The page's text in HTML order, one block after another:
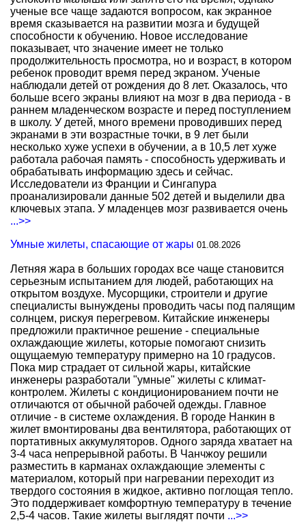
ученые все чаще задаются вопросом, как экранное
время сказывается на развитии мозга и будущей
способности к обучению. Новое исследование
показывает, что значение имеет не только
продолжительность просмотра, но и возраст, в котором
ребенок проводит время перед экраном. Ученые
наблюдали детей от рождения до 8 лет. Оказалось, что
больше всего экраны влияют на мозг в два периода - в
раннем младенческом возрасте и перед поступлением
в школу. У детей, много времени проводивших перед
экранами в эти возрастные точки, в 9 лет были
несколько хуже успехи в обучении, а в 10,5 лет хуже
работала рабочая память - способность удерживать и
обрабатывать информацию здесь и сейчас.
Исследователи из Франции и Сингапура
проанализировали данные 502 детей и выделили два
ключевых этапа. У младенцев мозг развивается очень
...>>
Умные жилеты, спасающие от жары 01.08.2026
Летняя жара в больших городах все чаще становится
серьезным испытанием для людей, работающих на
открытом воздухе. Мусорщики, строители и другие
специалисты вынуждены проводить часы под палящим
солнцем, рискуя перегревом. Китайские инженеры
предложили практичное решение - специальные
охлаждающие жилеты, которые помогают снизить
ощущаемую температуру примерно на 10 градусов.
Пока мир страдает от сильной жары, китайские
инженеры разработали "умные" жилеты с климат-
контролем. Жилеты с кондиционированием почти не
отличаются от обычной рабочей одежды. Главное
отличие - в системе охлаждения. В городе Нанкин в
жилет вмонтированы два вентилятора, работающих от
портативных аккумуляторов. Одного заряда хватает на
3-4 часа непрерывной работы. В Чанчжоу решили
разместить в карманах охлаждающие элементы с
материалом, который при нагревании переходит из
твердого состояния в жидкое, активно поглощая тепло.
Это поддерживает комфортную температуру в течение
2,5-4 часов. Такие жилеты выглядят почти ...>>